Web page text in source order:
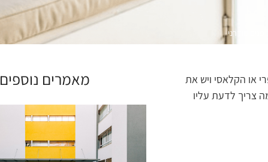
פנים מודרני
או הקלאסי ויש את
צריך לדעת עליו
מאמרים נוספים